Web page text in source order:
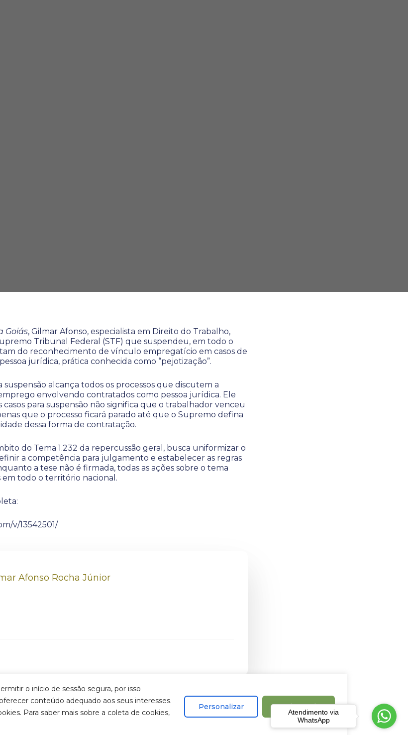
o início de sessão segura, por isso
conteúdo adequado aos seus interesses.
Para saber mais sobre a coleta de cookies,
Personalizar Aceitar tudo
Goiás, Gilmar Afonso, especialista em Direito do Trabalho,
Tribunal Federal (STF) que suspendeu, em todo o
do reconhecimento de vínculo empregatício em casos de
jurídica, prática conhecida como “pejotização”.
suspensão alcança todos os processos que discutem a
envolvendo contratados como pessoa jurídica. Ele
para suspensão não significa que o trabalhador venceu
que o processo ficará parado até que o Supremo defina
dessa forma de contratação.
do Tema 1.232 da repercussão geral, busca uniformizar o
a competência para julgamento e estabelecer as regras
a tese não é firmada, todas as ações sobre o tema
em todo o território nacional.
v/13542501/
Afonso Rocha Júnior
Atendimento via
WhatsApp